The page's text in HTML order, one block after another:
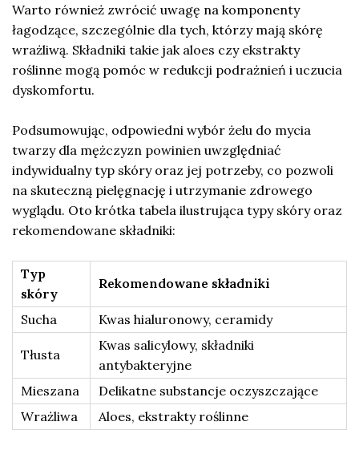
Warto również zwrócić uwagę na komponenty
łagodzące, szczególnie dla tych, którzy mają skórę
wrażliwą. Składniki takie jak aloes czy ekstrakty
roślinne mogą pomóc w redukcji podrażnień i uczucia
dyskomfortu.
Podsumowując, odpowiedni wybór żelu do mycia
twarzy dla mężczyzn powinien uwzględniać
indywidualny typ skóry oraz jej potrzeby, co pozwoli
na skuteczną pielęgnację i utrzymanie zdrowego
wyglądu. Oto krótka tabela ilustrująca typy skóry oraz
rekomendowane składniki:
Typ
skóry
Rekomendowane składniki
Sucha Kwas hialuronowy, ceramidy
Tłusta
Kwas salicylowy, składniki
antybakteryjne
Mieszana
Delikatne substancje oczyszczające
Wrażliwa
Aloes, ekstrakty roślinne